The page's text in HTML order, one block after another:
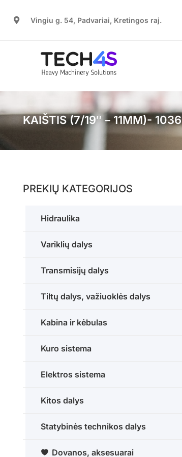
Vingiu g. 54, Padvariai, Kretingos raj.
KAIŠTIS (7/19″ – 11MM)- 1036
PREKIŲ KATEGORIJOS
Hidraulika
Variklių dalys
Transmisijų dalys
Tiltų dalys, važiuoklės dalys
Kabina ir kėbulas
Kuro sistema
Elektros sistema
Kitos dalys
Statybinės technikos dalys
Dovanos, aksesuarai